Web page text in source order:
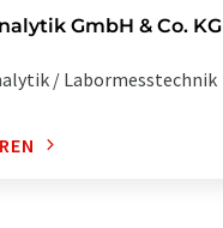
GmbH & Co. KG
/ Labormesstechnik